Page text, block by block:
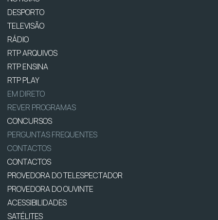
DESPORTO
TELEVISÃO
RÁDIO
RTP ARQUIVOS
RTP ENSINA
RTP PLAY
EM DIRETO
REVER PROGRAMAS
CONCURSOS
PERGUNTAS FREQUENTES
CONTACTOS
CONTACTOS
PROVEDORA DO TELESPECTADOR
PROVEDORA DO OUVINTE
ACESSIBILIDADES
SATÉLITES